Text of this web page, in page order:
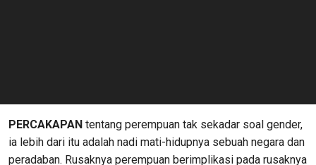
PERCAKAPAN tentang perempuan tak sekadar soal gender,
ia lebih dari itu adalah nadi mati-hidupnya sebuah negara dan
peradaban. Rusaknya perempuan berimplikasi pada rusaknya